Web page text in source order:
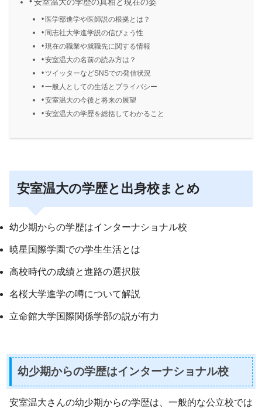
安室温大の学歴の真相と現在の姿
医学部進学や医師説の根拠とは？
同志社大学進学説の信ぴょう性
現在の職業や就職先に関する情報
安室温大の名前の読み方は？
ツイッターなどSNSでの発信状況
一般人としての生活とプライバシー
安室温大の今後と将来の展望
安室温大の学歴を総括してわかること
安室温大の学歴と出身校まとめ
幼少期からの学歴はインターナショナル校
暁星国際学園での学生生活とは
高校時代の成績と進路の選択肢
名桜大学進学の噂について解説
立命館大学国際関係学部の説が有力
幼少期からの学歴はインターナショナル校
安室温大さんの幼少期からの学歴は、一般的な公立校では